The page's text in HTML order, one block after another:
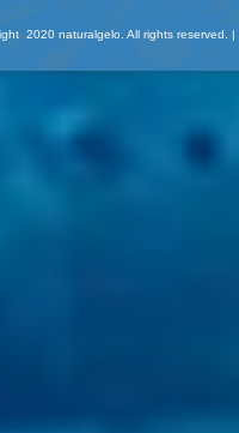
2020 naturalgelo. All rights reserved.